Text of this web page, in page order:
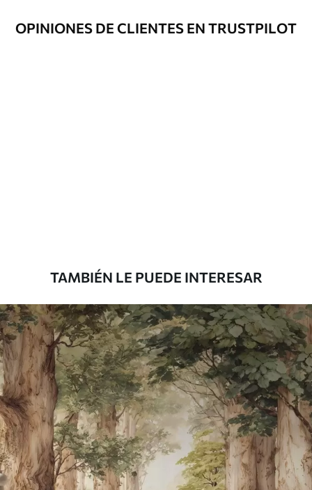
Método de
Hasta 360 cm de altura: aplicación sin
Peel and Stick
12.77$7.66/sq ft
OPINIONES DE CLIENTES EN TRUSTPILOT
TAMBIÉN LE PUEDE INTERESAR